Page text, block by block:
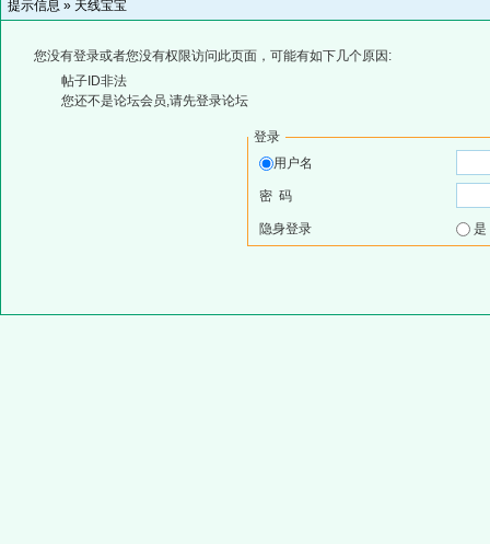
提示信息 » 天线宝宝
您没有登录或者您没有权限访问此页面，可能有如下几个原因:
帖子ID非法
您还不是论坛会员,请先登录论坛
登录
用户名
密 码
隐身登录